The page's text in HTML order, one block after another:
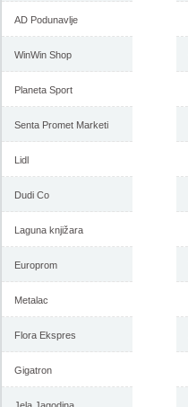
AD Podunavlje
WinWin Shop
Planeta Sport
Senta Promet Marketi
Lidl
Dudi Co
Laguna knjižara
Europrom
Metalac
Flora Ekspres
Gigatron